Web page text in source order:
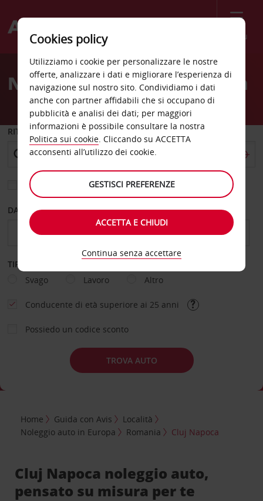
Menù
Welcome
AvisNoleggio auto Cluj Napoca
RITIRO DA
Scegli una località di riconsegna diversa
DAL GIORNO AL GIORNO
TIPOLOGIA DI NOLEGGIO
Svago
Lavoro Altro
Conducente di età superiore ai 25 anni
Possiedo un codice sconto
TROVA AUTO
Home Guida con Avis
Località
Noleggio auto in Europa
Romania Cluj Napoca
Cluj Napoca noleggio auto,
pensato su misura per te
Cookies policy
Utilizziamo i cookie per personalizzare le nostre
offerte, analizzare i dati e migliorare l’esperienza di
navigazione sul nostro sito. Condividiamo i dati
anche con partner affidabili che si occupano di
pubblicità e analisi dei dati; per maggiori
informazioni è possibile consultare la nostra
Politica sui cookie. Cliccando su ACCETTA
acconsenti all’utilizzo dei cookie.
GESTISCI PREFERENZE
ACCETTA E CHIUDI
Continua senza accettare